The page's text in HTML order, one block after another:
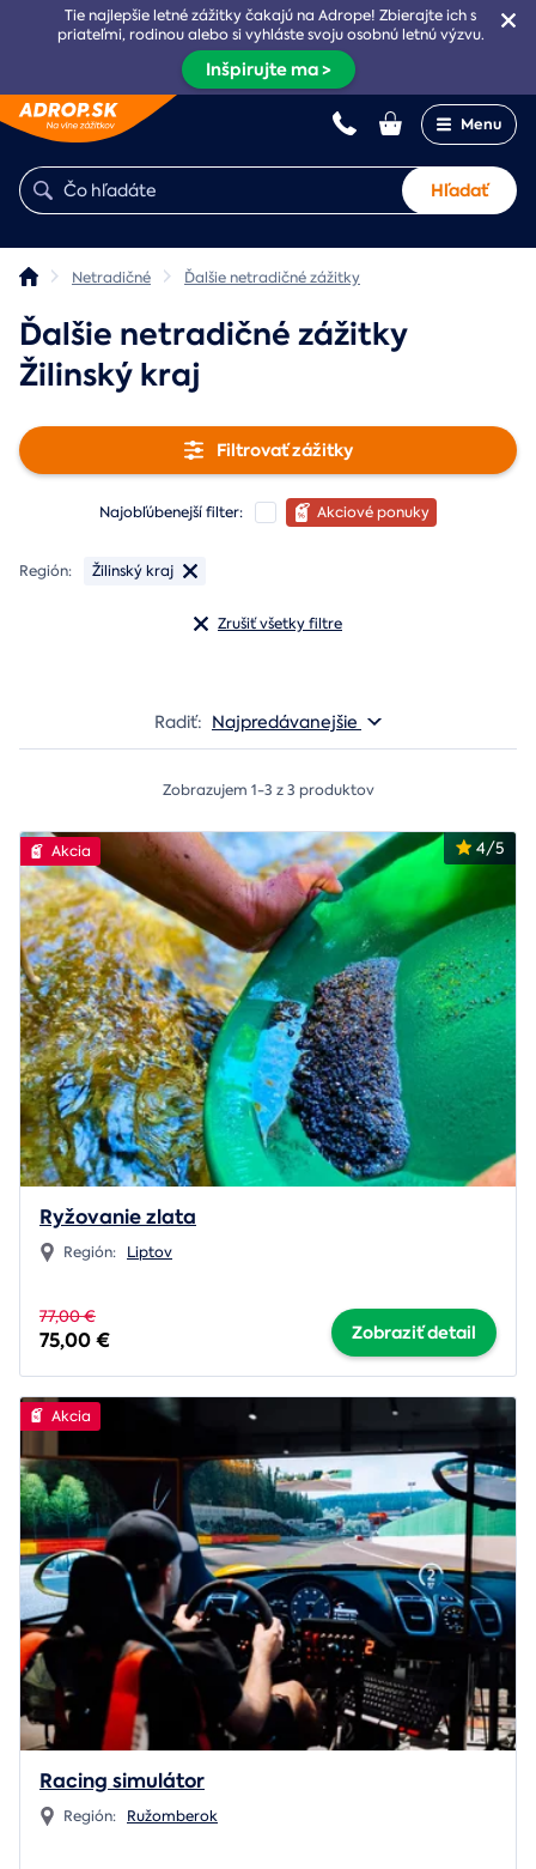
Tie najlepšie letné zážitky čakajú na Adrope! Zbierajte ich s
priateľmi, rodinou alebo si vyhláste svoju osobnú letnú výzvu.
Inšpirujte ma >
Menu
Hľadať
Netradičné Ďalšie netradičné zážitky
Ďalšie netradičné zážitky
Žilinský kraj
Filtrovať zážitky
Najobľúbenejší filter: Akciové ponuky
Región: Žilinský kraj
Zrušiť všetky filtre
Radiť: Najpredávanejšie
Zobrazujem 1-3 z 3 produktov
4/5
Akcia
Ryžovanie zlata
Región: Liptov
77,00 €
75,00 € Zobraziť detail
Akcia
Racing simulátor
Región: Ružomberok